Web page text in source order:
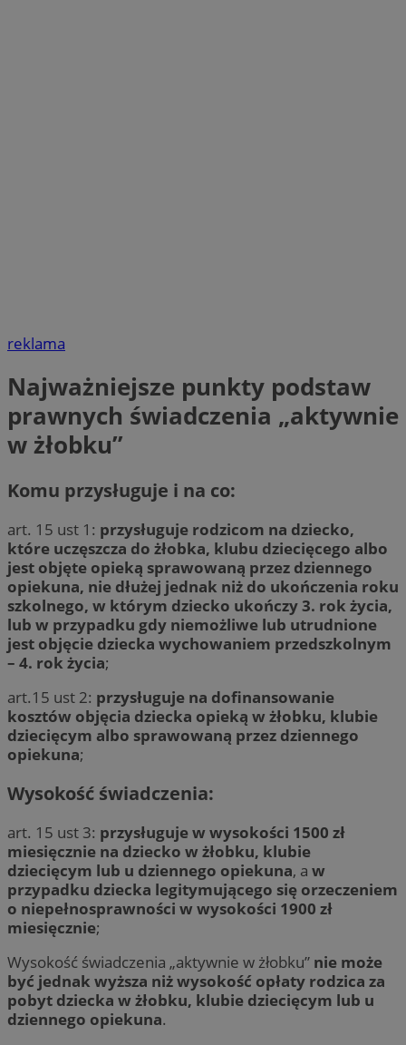
reklama
Najważniejsze punkty podstaw
prawnych świadczenia „aktywnie
w żłobku”
Komu przysługuje i na co:
art. 15 ust 1: przysługuje rodzicom na dziecko,
które uczęszcza do żłobka, klubu dziecięcego albo
jest objęte opieką sprawowaną przez dziennego
opiekuna, nie dłużej jednak niż do ukończenia roku
szkolnego, w którym dziecko ukończy 3. rok życia,
lub w przypadku gdy niemożliwe lub utrudnione
jest objęcie dziecka wychowaniem przedszkolnym
– 4. rok życia;
art.15 ust 2: przysługuje na dofinansowanie
kosztów objęcia dziecka opieką w żłobku, klubie
dziecięcym albo sprawowaną przez dziennego
opiekuna;
Wysokość świadczenia:
art. 15 ust 3: przysługuje w wysokości 1500 zł
miesięcznie na dziecko w żłobku, klubie
dziecięcym lub u dziennego opiekuna, a w
przypadku dziecka legitymującego się orzeczeniem
o niepełnosprawności w wysokości 1900 zł
miesięcznie;
Wysokość świadczenia „aktywnie w żłobku” nie może
być jednak wyższa niż wysokość opłaty rodzica za
pobyt dziecka w żłobku, klubie dziecięcym lub u
dziennego opiekuna.